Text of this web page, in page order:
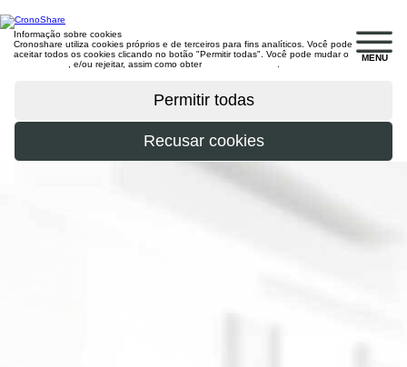
MENU
Informação sobre cookies
Cronoshare utiliza cookies próprios e de terceiros para fins analíticos. Você pode
aceitar todos os cookies clicando no botão "Permitir todas". Você pode mudar o
, e/ou rejeitar, assim como obter